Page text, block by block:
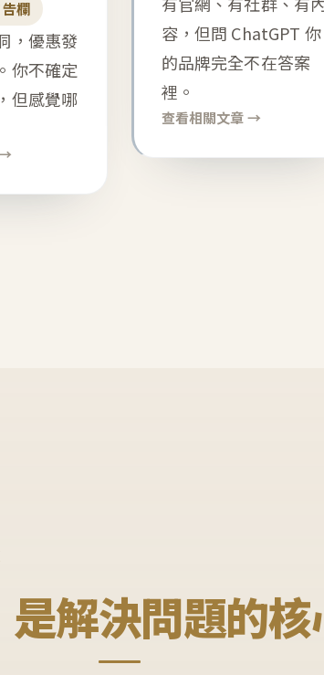
欄
，優惠發
你不確定
但感覺哪
容，但問 ChatGPT 你
的品牌完全不在答案
裡。
查看相關文章 →
是解決問題的